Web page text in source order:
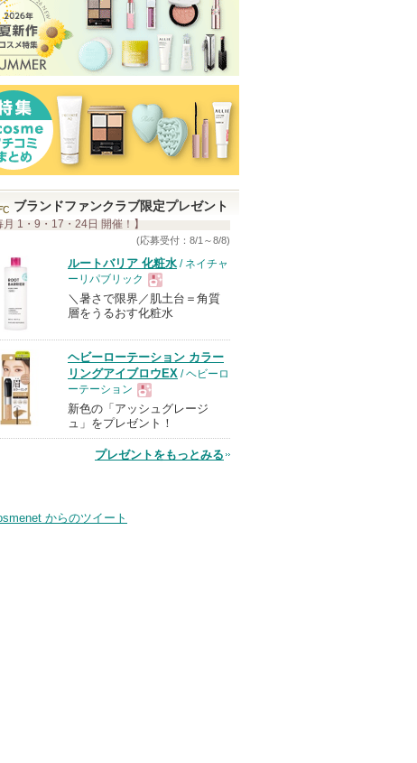
ブランドファンクラブ限定プレゼント
月 1・9・17・24日 開催！】
(応募受付：8/1～8/8)
ルートバリア 化粧水 / ネイチャ
ーリパブリック
現
品
＼暑さで限界／肌土台＝角質
層をうるおす化粧水
ヘビーローテーション カラー
リングアイブロウEX / ヘビーロ
ーテーション
現
品
新色の「アッシュグレージ
ュ」をプレゼント！
プレゼントをもっとみる
からのツイート